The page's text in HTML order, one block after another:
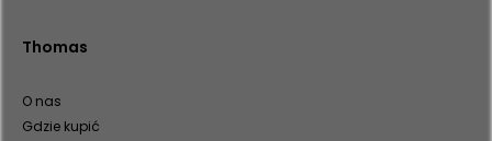
Thomas
O nas
Gdzie kupić